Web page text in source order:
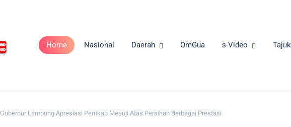
Home Nasional Daerah OmGua s-Video Tajuk
Gubernur Lampung Apresiasi Pemkab Mesuji Atas Peraihan Berbagai Prestasi